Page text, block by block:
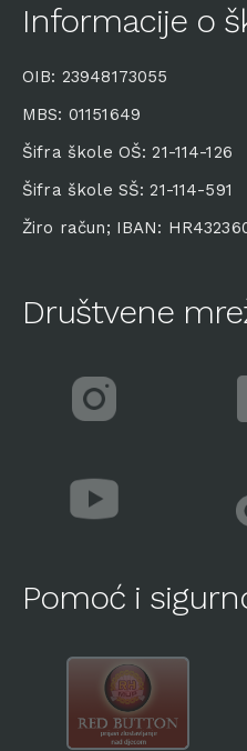
Informacije o
OIB: 23948173055
MBS: 01151649
Šifra škole OŠ: 21-114-126
Šifra škole SŠ: 21-114-591
Žiro račun; IBAN:
Društvene
Pomoć i